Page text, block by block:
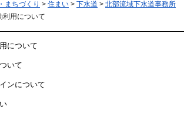
まちづくり > 住まい > 下水道 > 北部流域下水道事務所
利用について
について
いて
ンについて